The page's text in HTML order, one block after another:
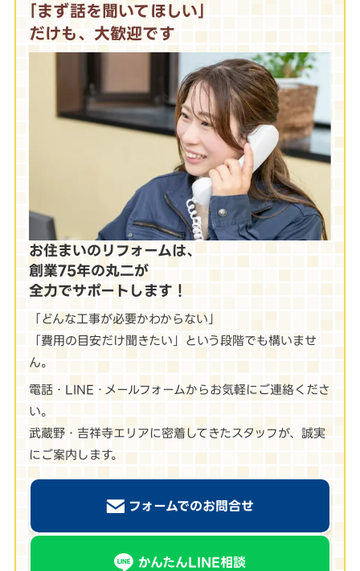
｢まず話を聞いてほしい｣
だけも、大歓迎です
お住まいのリフォームは、
創業75年の丸二が
全力でサポートします！
「どんな工事が必要かわからない」
「費用の目安だけ聞きたい」という段階でも構いませ
ん。
電話・LINE・メールフォームからお気軽にご連絡くださ
い。
武蔵野・吉祥寺エリアに密着してきたスタッフが、誠実
にご案内します。
フォームでのお問合せ
かんたんLINE相談